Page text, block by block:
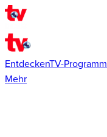
EntdeckenTV-Programm
Mehr